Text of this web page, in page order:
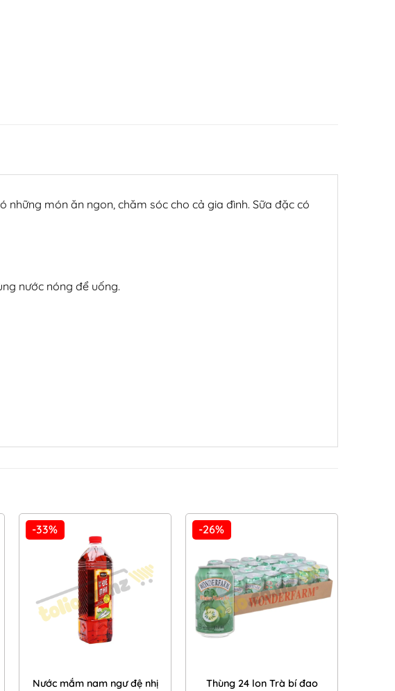
những món ăn ngon, chăm sóc cho cả gia đình. Sữa đặc có
nước nóng để uống.
-33%
Wishlist
Nước mắm nam ngư đệ nhị
-26%
Add to
Wishlist
Thùng 24 lon Trà bí đao